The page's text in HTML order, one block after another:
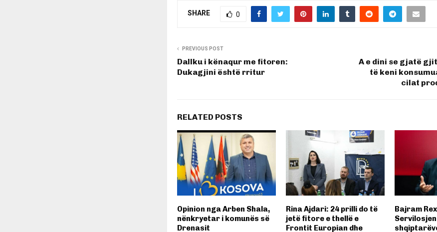
SHARE 0
PREVIOUS POST
Dallku i kënaqur me fitoren:
Dukagjini është rritur
A e dini se gjatë
të keni
cilat
RELATED POSTS
Opinion nga Arben Shala,
nënkryetar i komunës së
Drenasit
Rina Ajdari: 24 prilli do të
jetë fitore e thellë e
Frontit Europian dhe
Bajram